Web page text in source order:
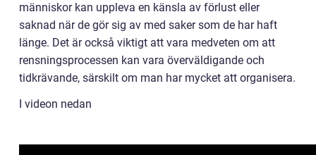
människor kan uppleva en känsla av förlust eller
saknad när de gör sig av med saker som de har haft
länge. Det är också viktigt att vara medveten om att
rensningsprocessen kan vara överväldigande och
tidkrävande, särskilt om man har mycket att organisera.
I videon nedan